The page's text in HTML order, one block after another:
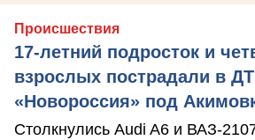
Происшествия
17-летний подросток и
взрослых пострадали в
«Новороссия» под
Столкнулись Audi A6 и ВАЗ-